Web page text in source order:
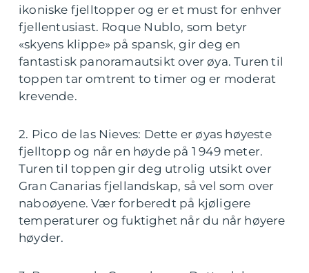
ikoniske fjelltopper og er et must for enhver
fjellentusiast. Roque Nublo, som betyr
«skyens klippe» på spansk, gir deg en
fantastisk panoramautsikt over øya. Turen til
toppen tar omtrent to timer og er moderat
krevende.
2. Pico de las Nieves: Dette er øyas høyeste
fjelltopp og når en høyde på 1 949 meter.
Turen til toppen gir deg utrolig utsikt over
Gran Canarias fjellandskap, så vel som over
naboøyene. Vær forberedt på kjøligere
temperaturer og fuktighet når du når høyere
høyder.